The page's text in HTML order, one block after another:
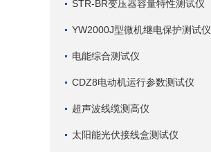
STR-BR变压器容量特性测试仪
YW2000J型微机继电保护测试仪
电能综合测试仪
CDZ8电动机运行参数测试仪
超声波线缆测高仪
太阳能光伏接线盒测试仪